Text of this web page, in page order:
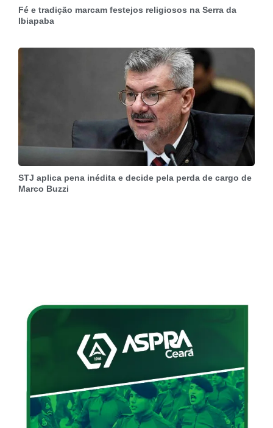
Fé e tradição marcam festejos religiosos na Serra da
Ibiapaba
STJ aplica pena inédita e decide pela perda de cargo de
Marco Buzzi